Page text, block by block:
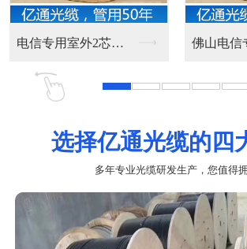
电信专用室外2芯皮线...
选择亿通光缆的四
多年专业光缆研发生产，您值得